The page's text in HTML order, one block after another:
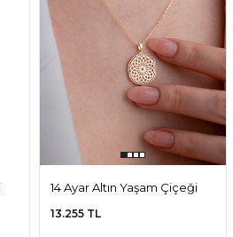
14 Ayar Altın Yaşam Çiçeği
13.255 TL